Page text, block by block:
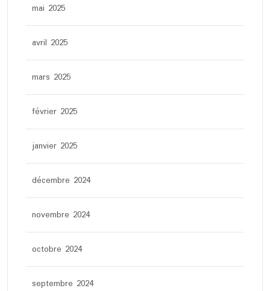
mai 2025
avril 2025
mars 2025
février 2025
janvier 2025
décembre 2024
novembre 2024
octobre 2024
septembre 2024